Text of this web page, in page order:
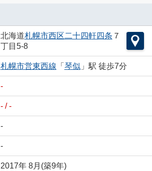
北海道札幌市西区二十四軒四条 ７
丁目5-8
札幌市営東西線 「 琴似 」駅 徒歩7分
-
- / -
-
-
2017年 8月(築9年)